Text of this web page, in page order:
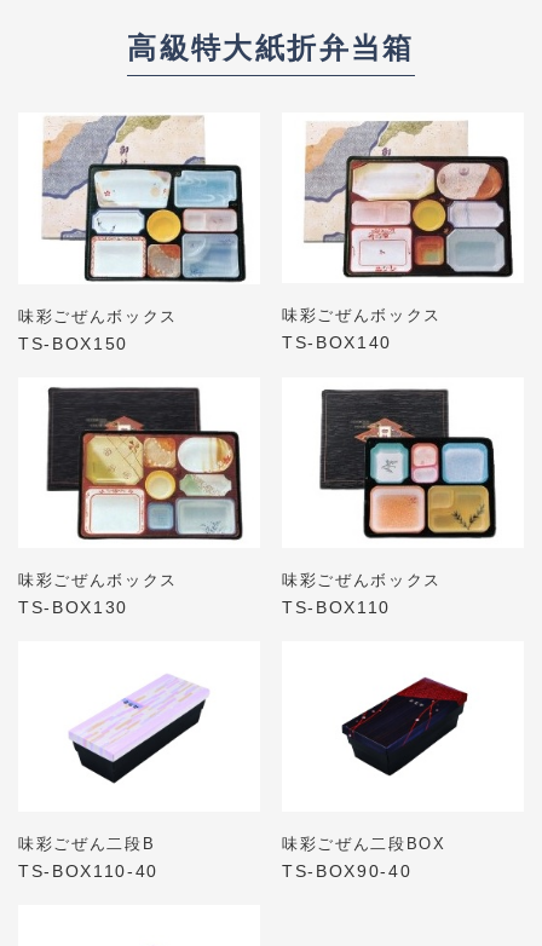
高級特大紙折弁当箱
味彩ごぜんボックス
TS-BOX150
味彩ごぜんボックス
TS-BOX140
味彩ごぜんボックス
TS-BOX130
味彩ごぜんボックス
TS-BOX110
味彩ごぜん二段B
TS-BOX110-40
味彩ごぜん二段BOX
TS-BOX90-40